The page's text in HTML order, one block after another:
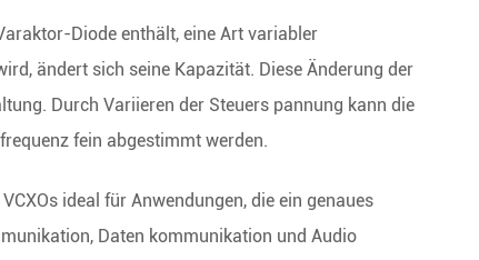
Diode enthält, eine Art variabler
ändert sich seine Kapazität. Diese Änderung der
Durch Variieren der Steuers pannung kann die
fein abgestimmt werden.
ideal für Anwendungen, die ein genaues
Daten kommunikation und Audio